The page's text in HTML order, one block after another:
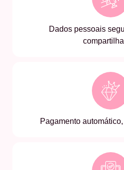
Dados pessoais
Pagamento